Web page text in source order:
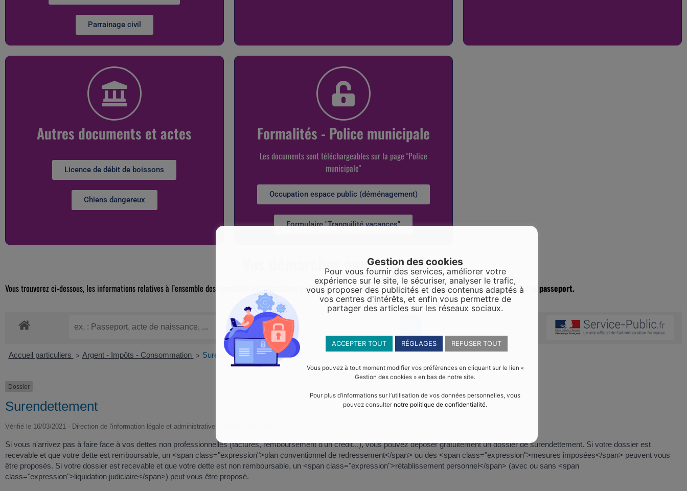
Parrainage civil
Autres documents et actes
Licence de débit de boissons
Chiens dangereux
Formalités - Police municipale
Les documents sont téléchargeables sur la page "Police
municipale"
Occupation espace public (déménagement)
Formulaire "Tranquilité vacances"
Vos démarches auprès de l'Etat
Vous trouverez ci-dessous, les informations relatives à l’ensemble des formalités administratives de l’Etat.Comme indiqué, la mairie d’Yffiniac ne fait ni carte d’identité ni passeport.
Accueil particuliers > Argent - Impôts - Consommation > Surendettement
Dossier
Surendettement
Vérifié le 16/03/2021 - Direction de l'information légale et administrative (Première ministre)
Si vous n'arrivez pas à faire face à vos dettes non professionnelles (factures, remboursement d'un crédit...), vous pouvez déposer gratuitement un dossier de surendettement. Si votre dossier est
recevable et que votre dette est remboursable, un <span class="expression">plan conventionnel de redressement</span> ou des <span class="expression">mesures imposées</span> peuvent vous
être proposés. Si votre dossier est recevable et que votre dette est non remboursable, un <span class="expression">rétablissement personnel</span> (avec ou sans <span
class="expression">liquidation judiciaire</span>) peut vous être proposé.
Gestion des cookies
Pour vous fournir des services, améliorer votre
expérience sur le site, le sécuriser, analyser le trafic,
vous proposer des publicités et des contenus adaptés à
vos centres d'intérêts, et enfin vous permettre de
partager des articles sur les réseaux sociaux.
ACCEPTER TOUT RÉGLAGES REFUSER TOUT
Vous pouvez à tout moment modifier vos préférences en cliquant sur le lien «
Gestion des cookies » en bas de notre site.
Pour plus d’informations sur l’utilisation de vos données personnelles, vous
pouvez consulter notre politique de confidentialité.